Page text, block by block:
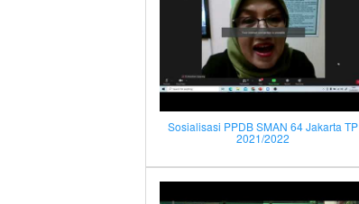
Sosialisasi PPDB SMAN 64 Jakarta TP
2021/2022